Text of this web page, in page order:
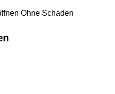
Ohne Schaden